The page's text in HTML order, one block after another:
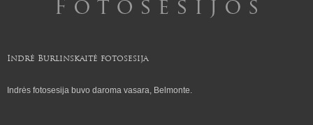
Indrė Burlinskaitė fotosesija
Indrės fotosesija buvo daroma vasara, Belmonte.